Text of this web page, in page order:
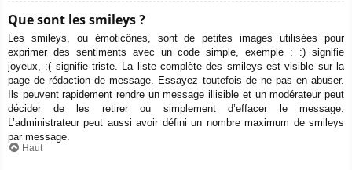
Que sont les smileys ?
Les smileys, ou émoticônes, sont de petites images utilisées pour
exprimer des sentiments avec un code simple, exemple : :) signifie
joyeux, :( signifie triste. La liste complète des smileys est visible sur la
page de rédaction de message. Essayez toutefois de ne pas en abuser.
Ils peuvent rapidement rendre un message illisible et un modérateur peut
décider de les retirer ou simplement d’effacer le message.
L’administrateur peut aussi avoir défini un nombre maximum de smileys
par message.
Haut